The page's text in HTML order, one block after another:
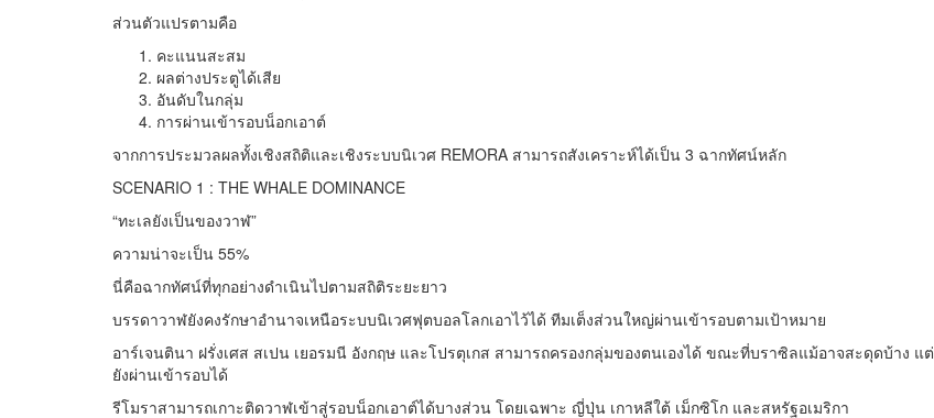
ส่วนตัวแปรตามคือ
คะแนนสะสม
ผลต่างประตูได้เสีย
อันดับในกลุ่ม
การผ่านเข้ารอบน็อกเอาต์
จากการประมวลผลทั้งเชิงสถิติและเชิงระบบนิเวศ REMORA สามารถสังเคราะห์ได้เป็น 3 ฉากทัศน์หลัก
SCENARIO 1 : THE WHALE DOMINANCE
“ทะเลยังเป็นของวาฬ”
ความน่าจะเป็น 55%
นี่คือฉากทัศน์ที่ทุกอย่างดำเนินไปตามสถิติระยะยาว
บรรดาวาฬยังคงรักษาอำนาจเหนือระบบนิเวศฟุตบอลโลกเอาไว้ได้ ทีมเต็งส่วนใหญ่ผ่านเข้ารอบตามเป้าหมาย
อาร์เจนตินา ฝรั่งเศส สเปน เยอรมนี อังกฤษ และโปรตุเกส สามารถครองกลุ่มของตนเองได้ ขณะที่บราซิลแม้อาจสะดุดบ้าง แต่
ยังผ่านเข้ารอบได้
รีโมราสามารถเกาะติดวาฬเข้าสู่รอบน็อกเอาต์ได้บางส่วน โดยเฉพาะ ญี่ปุ่น เกาหลีใต้ เม็กซิโก และสหรัฐอเมริกา